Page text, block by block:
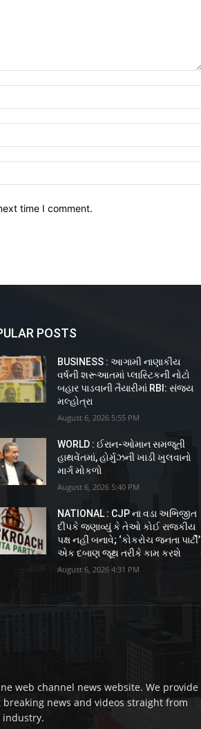
time I comment.
POSTS
BUSINESS : આગામી નાણાકીય
વર્ષની શરૂઆતમાં પ્લાસ્ટિકની નોટો
બહાર પાડવાની તૈયારીમાં RBI: સંજય
મલ્હોત્રા
August 6, 2026 5:55 PM
WORLD : ઈરાન-ઓમાન સમજૂતી
હાથવેંતમાં, હોર્મુઝની ખાડી ખુલવાનો
માર્ગ મોકળો
August 6, 2026 5:40 PM
NATIONAL : CJP ના વડા અભિજીત
દીપકે જણાવ્યું કે તેઓ કોઈ રાજકીય
પક્ષ નહીં બનાવે; ‘કોકરોચ જનતા પાર્ટી’
એક દબાણ જૂથ તરીકે કામ કરશે
August 6, 2026 4:31 PM
web channel news website. We provide
news and videos straight from